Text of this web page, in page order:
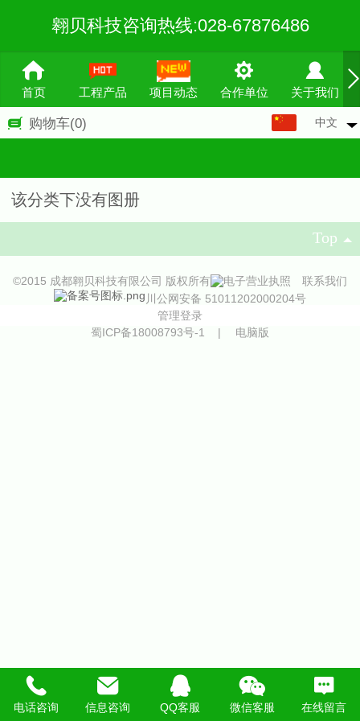
翱贝科技咨询热线:028-67876486
首页 工程产品 项目动态 合作单位 关于我们
购物车(0) 中文
该分类下没有图册
Top
©2015 成都翱贝科技有限公司 版权所有
联系我们
川公网安备 51011202000204号
管理登录
蜀ICP备18008793号-1
| 电脑版
电话咨询 信息咨询 QQ客服 微信客服 在线留言